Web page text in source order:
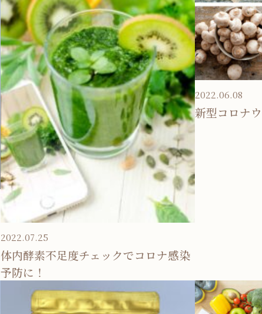
2022.07.25
体内酵素不足度チェックでコロナ感染
予防に！
2022.06.08
新型コロナ